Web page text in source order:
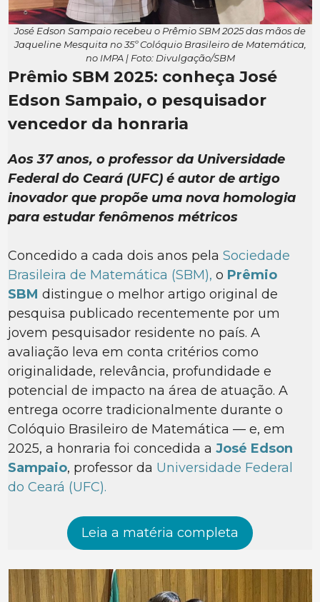
José Edson Sampaio recebeu o Prêmio SBM 2025 das mãos de
Jaqueline Mesquita no 35º Colóquio Brasileiro de Matemática,
no IMPA | Foto: Divulgação/SBM
Prêmio SBM 2025: conheça José
Edson Sampaio, o pesquisador
vencedor da honraria
Aos 37 anos, o professor da Universidade
Federal do Ceará (UFC) é autor de artigo
inovador que propõe uma nova homologia
para estudar fenômenos métricos
Concedido a cada dois anos pelaSociedade
Brasileira de Matemática (SBM), o Prêmio
SBM distingue o melhor artigo original de
pesquisa publicado recentemente por um
jovem pesquisador residente no país. A
avaliação leva em conta critérios como
originalidade, relevância, profundidade e
potencial de impacto na área de atuação. A
entrega ocorre tradicionalmente durante o
Colóquio Brasileiro de Matemática — e, em
2025, a honraria foi concedida aJosé Edson
Sampaio, professor da Universidade Federal
do Ceará (UFC).
Leia a matéria completa